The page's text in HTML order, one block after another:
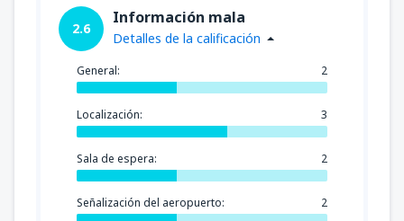
2.6
Información mala
Detalles de la calificación
General: 2
Localización: 3
Sala de espera: 2
Señalización del aeropuerto: 2